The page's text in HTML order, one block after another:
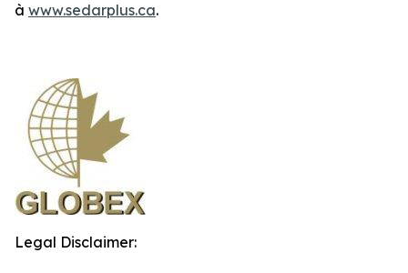
à www.sedarplus.ca.
Legal Disclaimer: